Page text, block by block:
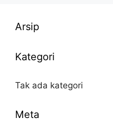
Arsip
Kategori
Tak ada kategori
Meta